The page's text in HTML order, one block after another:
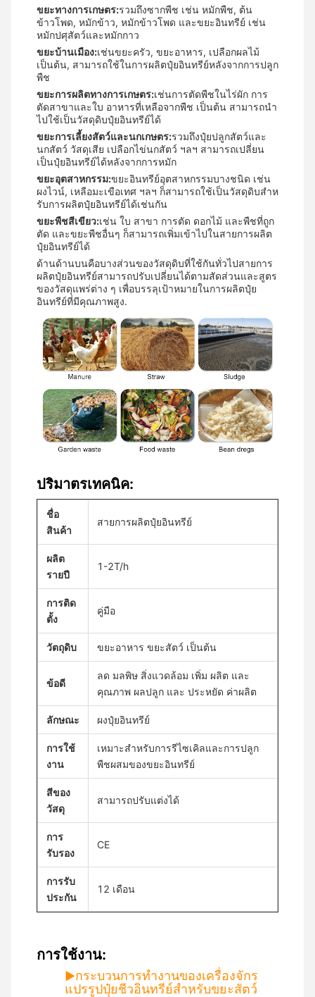
ขยะทางการเกษตร:รวมถึงซากพืช เช่น หมักพืช, ต้น
ข้าวโพด, หมักข้าว, หมักข้าวโพด และขยะอินทรีย์ เช่น
หมักปศุสัตว์และหมักกาว
ขยะบ้านเมือง:เช่นขยะครัว, ขยะอาหาร, เปลือกผลไม้
เป็นต้น, สามารถใช้ในการผลิตปุ๋ยอินทรีย์หลังจากการปลูก
พืช
ขยะการผลิตทางการเกษตร:เช่นการตัดพืชในไร่ผัก การ
ตัดสาขาและใบ อาหารที่เหลือจากพืช เป็นต้น สามารถนํา
ไปใช้เป็นวัสดุดิบปุ๋ยอินทรีย์ได้
ขยะการเลี้ยงสัตว์และนกเกษตร:รวมถึงปุ๋ยปลูกสัตว์และ
นกสัตว์ วัสดุเสีย เปลือกไข่นกสัตว์ ฯลฯ สามารถเปลี่ยน
เป็นปุ๋ยอินทรีย์ได้หลังจากการหมัก
ขยะอุตสาหกรรม:ขยะอินทรีย์อุตสาหกรรมบางชนิด เช่น
ผงไวน์, เหลือมะเขือเทศ ฯลฯ ก็สามารถใช้เป็นวัสดุดิบสําห
รับการผลิตปุ๋ยอินทรีย์ได้เช่นกัน
ขยะพืชสีเขียว:เช่น ใบ สาขา การตัด ดอกไม้ และพืชที่ถูก
ตัด และขยะพืชอื่นๆ ก็สามารถเพิ่มเข้าไปในสายการผลิต
ปุ๋ยอินทรีย์ได้
ด้านด้านบนคือบางส่วนของวัสดุดิบที่ใช้กันทั่วไปสายการ
ผลิตปุ๋ยอินทรีย์สามารถปรับเปลี่ยนได้ตามสัดส่วนและสูตร
ของวัสดุแพร่ต่าง ๆ เพื่อบรรลุเป้าหมายในการผลิตปุ๋ย
อินทรีย์ที่มีคุณภาพสูง.
ปริมาตรเทคนิค:
ชื่อ
สินค้า
สายการผลิตปุ๋ยอินทรีย์
ผลิต
รายปี
1-2T/h
การติด
ตั้ง
คู่มือ
วัตถุดิบ ขยะอาหาร ขยะสัตว์ เป็นต้น
ข้อดี
ลด มลพิษ สิ่งแวดล้อม เพิ่ม ผลิต และ
คุณภาพ ผลปลูก และ ประหยัด ค่าผลิต
ลักษณะ ผงปุ๋ยอินทรีย์
การใช้
งาน
เหมาะสําหรับการรีไซเคิลและการปลูก
พืชผสมของขยะอินทรีย์
สีของ
วัสดุ
สามารถปรับแต่งได้
การ
รับรอง
CE
การรับ
ประกัน
12 เดือน
การใช้งาน:
▶กระบวนการทํางานของเครื่องจักร
แปรรูปปุ๋ยชีวอินทรีย์สําหรับขยะสัตว์